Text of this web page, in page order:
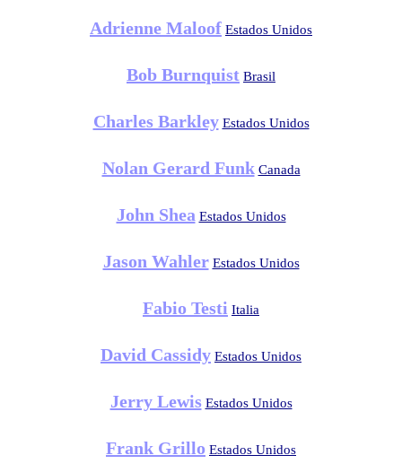
Adrienne Maloof Estados Unidos
Bob Burnquist Brasil
Charles Barkley Estados Unidos
Nolan Gerard Funk Canada
John Shea Estados Unidos
Jason Wahler Estados Unidos
Fabio Testi Italia
David Cassidy Estados Unidos
Jerry Lewis Estados Unidos
Frank Grillo Estados Unidos